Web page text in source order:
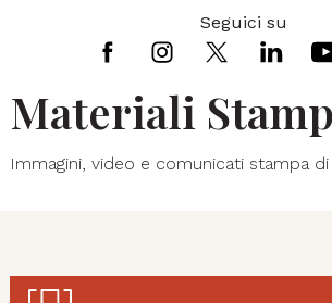
Seguici su
Materiali
Immagini, video e comunicati stampa